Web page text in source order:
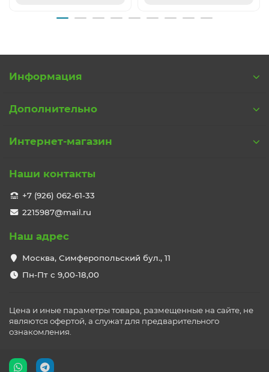
Информация
Дополнительно
Интернет-магазин
Наши контакты
+7 (926) 062-61-33
2215987@mail.ru
Наш адрес
Москва, Симферопольский бул., 11
Пн-Пт с 9,00-18,00
Цена и иные параметры товара, размещенные на сайте, не
являются офертой, а служат для предварительного
ознакомления.